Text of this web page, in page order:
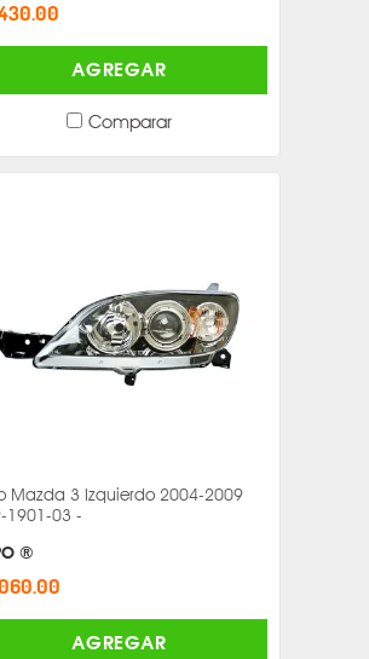
AGREGAR
Comparar
Mazda 3 Izquierdo 2004-2009
1901-03 -
®
AGREGAR